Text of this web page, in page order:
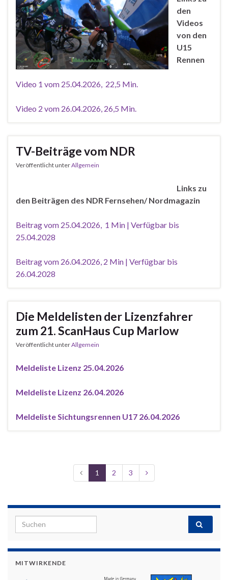
den
Videos
von den
U15
Rennen
Video 1 vom 25.04.2026, 22,5 Min.
Video 2 vom 26.04.2026, 26,5 Min.
TV-Beiträge vom NDR
Veröffentlicht unterAllgemein
Links zu
den Beiträgen des NDR Fernsehen/ Nordmagazin
Beitrag vom 25.04.2026, 1 Min | Verfügbar bis
25.04.2028
Beitrag vom 26.04.2026, 2 Min | Verfügbar bis
26.04.2028
Die Meldelisten der Lizenzfahrer
zum 21. ScanHaus Cup Marlow
Veröffentlicht unterAllgemein
Meldeliste Lizenz 25.04.2026
Meldeliste Lizenz 26.04.2026
Meldeliste Sichtungsrennen U17 26.04.2026
1 2 3
Search for:
MITWIRKENDE